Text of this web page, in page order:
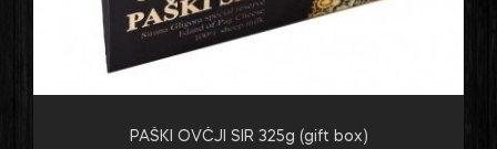
PAŠKI OVČJI SIR 325g (gift box)